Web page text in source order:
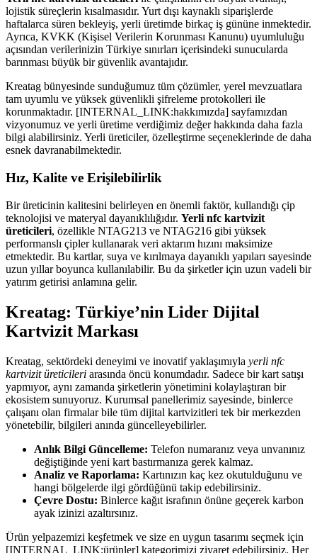
lojistik süreçlerin kısalmasıdır. Yurt dışı kaynaklı siparişlerde
haftalarca süren bekleyiş, yerli üretimde birkaç iş gününe inmektedir.
Ayrıca, KVKK (Kişisel Verilerin Korunması Kanunu) uyumluluğu
açısından verilerinizin Türkiye sınırları içerisindeki sunucularda
barınması büyük bir güvenlik avantajıdır.
Kreatag bünyesinde sunduğumuz tüm çözümler, yerel mevzuatlara
tam uyumlu ve yüksek güvenlikli şifreleme protokolleri ile
korunmaktadır. [INTERNAL_LINK:hakkımızda] sayfamızdan
vizyonumuz ve yerli üretime verdiğimiz değer hakkında daha fazla
bilgi alabilirsiniz. Yerli üreticiler, özelleştirme seçeneklerinde de daha
esnek davranabilmektedir.
Hız, Kalite ve Erişilebilirlik
Bir üreticinin kalitesini belirleyen en önemli faktör, kullandığı çip
teknolojisi ve materyal dayanıklılığıdır. Yerli nfc kartvizit
üreticileri, özellikle NTAG213 ve NTAG216 gibi yüksek
performanslı çipler kullanarak veri aktarım hızını maksimize
etmektedir. Bu kartlar, suya ve kırılmaya dayanıklı yapıları sayesinde
uzun yıllar boyunca kullanılabilir. Bu da şirketler için uzun vadeli bir
yatırım getirisi anlamına gelir.
Kreatag: Türkiye’nin Lider Dijital
Kartvizit Markası
Kreatag, sektördeki deneyimi ve inovatif yaklaşımıyla yerli nfc
kartvizit üreticileri arasında öncü konumdadır. Sadece bir kart satışı
yapmıyor, aynı zamanda şirketlerin yönetimini kolaylaştıran bir
ekosistem sunuyoruz. Kurumsal panellerimiz sayesinde, binlerce
çalışanı olan firmalar bile tüm dijital kartvizitleri tek bir merkezden
yönetebilir, bilgileri anında güncelleyebilirler.
Anlık Bilgi Güncelleme: Telefon numaranız veya unvanınız
değiştiğinde yeni kart bastırmanıza gerek kalmaz.
Analiz ve Raporlama: Kartınızın kaç kez okutulduğunu ve
hangi bölgelerde ilgi gördüğünü takip edebilirsiniz.
Çevre Dostu: Binlerce kağıt israfının önüne geçerek karbon
ayak izinizi azaltırsınız.
Ürün yelpazemizi keşfetmek ve size en uygun tasarımı seçmek için
[INTERNAL_LINK:ürünler] kategorimizi ziyaret edebilirsiniz. Her